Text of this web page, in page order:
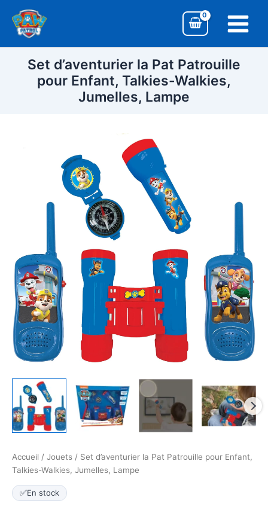
contenu
Menu
Set d’aventurier la Pat Patrouille
pour Enfant, Talkies-Walkies,
Jumelles, Lampe
Accueil / Jouets / Set d’aventurier la Pat Patrouille pour Enfant,
Talkies-Walkies, Jumelles, Lampe
✅En stock